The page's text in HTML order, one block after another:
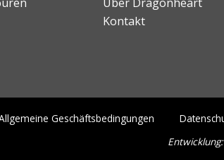
Kontakt
Geschäftsbedingungen
Entwicklung: